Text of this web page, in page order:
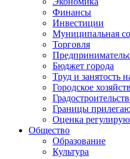
Финансы
Инвестиции
Муниципальная
Торговля
Бюджет города
Труд и занятость
Городское
Границы
Оценка
Общество
Образование
Культура